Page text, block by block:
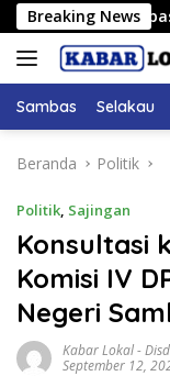
Langsung
ke
konten
Breaking News
Sambas
Sambas Selakau
Beranda Politik
Politik, Sajingan
Konsultasi
Komisi IV
Negeri
Kabar Lokal-
September 12,